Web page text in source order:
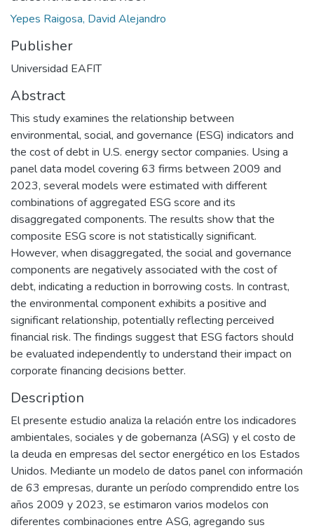
Yepes Raigosa, David Alejandro
Publisher
Universidad EAFIT
Abstract
This study examines the relationship between
environmental, social, and governance (ESG) indicators and
the cost of debt in U.S. energy sector companies. Using a
panel data model covering 63 firms between 2009 and
2023, several models were estimated with different
combinations of aggregated ESG score and its
disaggregated components. The results show that the
composite ESG score is not statistically significant.
However, when disaggregated, the social and governance
components are negatively associated with the cost of
debt, indicating a reduction in borrowing costs. In contrast,
the environmental component exhibits a positive and
significant relationship, potentially reflecting perceived
financial risk. The findings suggest that ESG factors should
be evaluated independently to understand their impact on
corporate financing decisions better.
Description
El presente estudio analiza la relación entre los indicadores
ambientales, sociales y de gobernanza (ASG) y el costo de
la deuda en empresas del sector energético en los Estados
Unidos. Mediante un modelo de datos panel con información
de 63 empresas, durante un período comprendido entre los
años 2009 y 2023, se estimaron varios modelos con
diferentes combinaciones entre ASG, agregando sus